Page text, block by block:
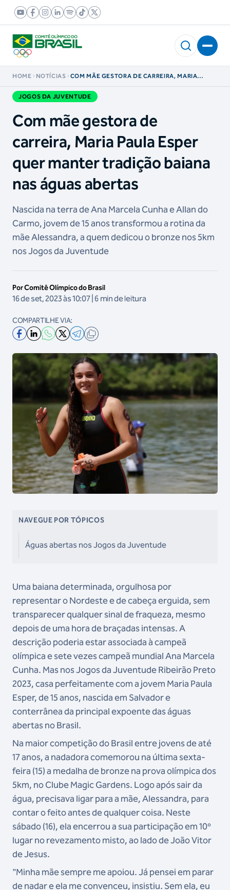
HOME NOTÍCIAS
COM MÃE GESTORA DE CARREIRA, MARIA
BAIANA NAS ÁGUAS ABERTAS
JOGOS DA JUVENTUDE
Com mãe gestora de
carreira, Maria Paula Esper
quer manter tradição baiana
nas águas abertas
Nascida na terra de Ana Marcela Cunha e Allan do
Carmo, jovem de 15 anos transformou a rotina da
mãe Alessandra, a quem dedicou o bronze nos 5km
nos Jogos da Juventude
Por Comitê Olímpico do Brasil
16 de set, 2023 às 10:07 | 6 min de leitura
COMPARTILHE VIA:
NAVEGUE POR TÓPICOS
Águas abertas nos Jogos da Juventude
Uma baiana determinada, orgulhosa por
representar o Nordeste e de cabeça erguida, sem
transparecer qualquer sinal de fraqueza, mesmo
depois de uma hora de braçadas intensas. A
descrição poderia estar associada à campeã
olímpica e sete vezes campeã mundial Ana Marcela
Cunha. Mas nos Jogos da Juventude Ribeirão Preto
2023, casa perfeitamente com a jovem Maria Paula
Esper, de 15 anos, nascida em Salvador e
conterrânea da principal expoente das águas
abertas no Brasil.
Na maior competição do Brasil entre jovens de até
17 anos, a nadadora comemorou na última sexta-
feira (15) a medalha de bronze na prova olímpica dos
5km, no Clube Magic Gardens. Logo após sair da
água, precisava ligar para a mãe, Alessandra, para
contar o feito antes de qualquer coisa. Neste
sábado (16), ela encerrou a sua participação em 10º
lugar no revezamento misto, ao lado de João Vitor
de Jesus.
"Minha mãe sempre me apoiou. Já pensei em parar
de nadar e ela me convenceu, insistiu. Sem ela, eu